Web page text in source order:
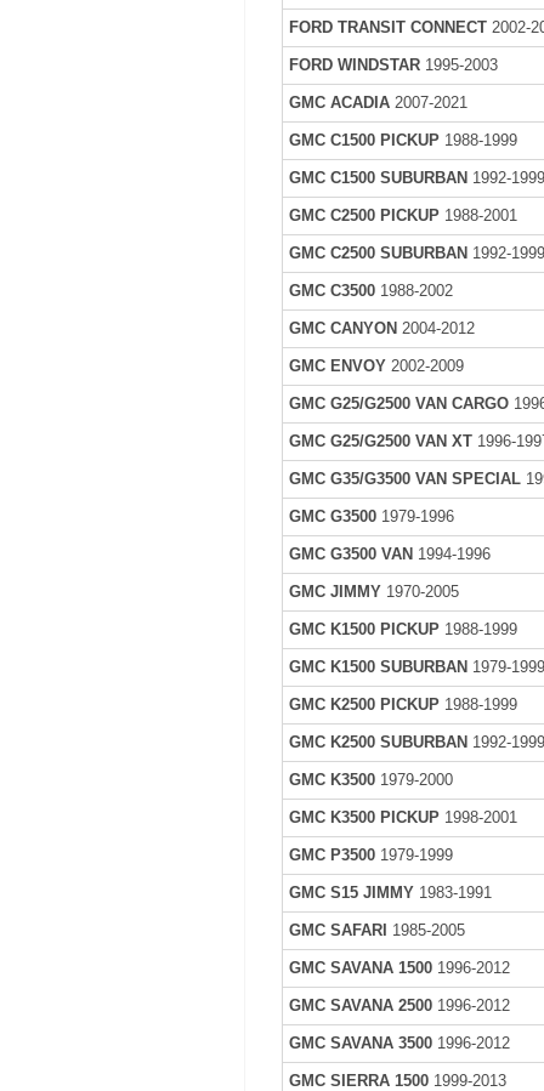
FORD TRANSIT CONNECT 2002-
FORD WINDSTAR 1995-2003
GMC ACADIA 2007-2021
GMC C1500 PICKUP 1988-1999
GMC C1500 SUBURBAN 1992-
GMC C2500 PICKUP 1988-2001
GMC C2500 SUBURBAN 1992-
GMC C3500 1988-2002
GMC CANYON 2004-2012
GMC ENVOY 2002-2009
GMC G25/G2500 VAN CARGO
GMC G25/G2500 VAN XT 1996-
GMC G35/G3500 VAN SPECIAL
GMC G3500 1979-1996
GMC G3500 VAN 1994-1996
GMC JIMMY 1970-2005
GMC K1500 PICKUP 1988-1999
GMC K1500 SUBURBAN 1979-
GMC K2500 PICKUP 1988-1999
GMC K2500 SUBURBAN 1992-
GMC K3500 1979-2000
GMC K3500 PICKUP 1998-2001
GMC P3500 1979-1999
GMC S15 JIMMY 1983-1991
GMC SAFARI 1985-2005
GMC SAVANA 1500 1996-2012
GMC SAVANA 2500 1996-2012
GMC SAVANA 3500 1996-2012
GMC SIERRA 1500 1999-2013